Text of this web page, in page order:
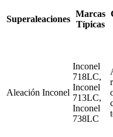
Superaleaciones
Marcas
Típicas
Aleación Inconel
Inconel
718LC,
Inconel
713LC,
Inconel
738LC